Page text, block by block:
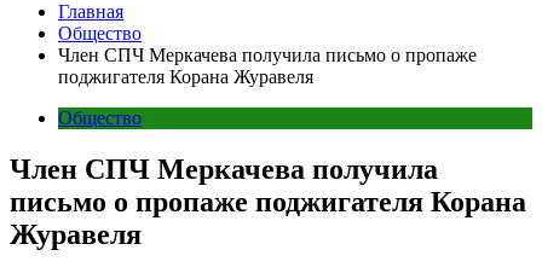
Главная
Общество
Член СПЧ Меркачева получила письмо о пропаже
поджигателя Корана Журавеля
Общество
Член СПЧ Меркачева получила
письмо о пропаже поджигателя Корана
Журавеля